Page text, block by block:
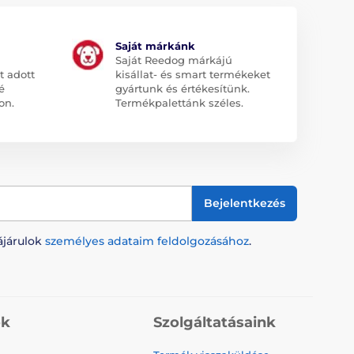
adott
Saját márkánk
Saját Reedog márkájú
kisállat- és smart termékeket
gyártunk és értékesítünk.
Termékpalettánk széles.
Bejelentkezés
személyes adataim feldolgozásához.
Szolgáltatásaink